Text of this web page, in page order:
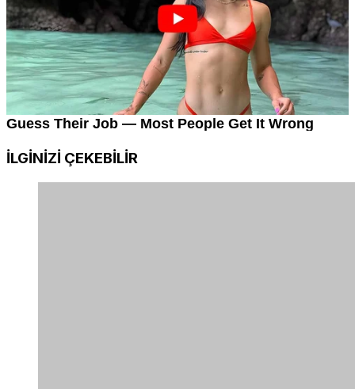
İLGİNİZİ ÇEKEBİLİR